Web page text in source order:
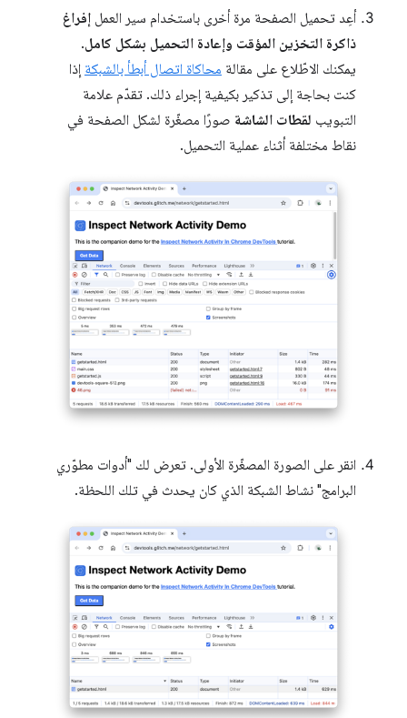
أعِد تحميل الصفحة مرة أخرى باستخدام سير العمل إفراغ
ذاكرة التخزين المؤقت وإعادة التحميل بشكل كامل.
يمكنك الاطّلاع على مقالة محاكاة اتصال أبطأ بالشبكة إذا
كنت بحاجة إلى تذكير بكيفية إجراء ذلك. تقدّم علامة
التبويب لقطات الشاشة صورًا مصغّرة لشكل الصفحة في
نقاط مختلفة أثناء عملية التحميل.
انقر على الصورة المصغّرة الأولى. تعرض لك "أدوات مطوّري
البرامج" نشاط الشبكة الذي كان يحدث في تلك اللحظة.